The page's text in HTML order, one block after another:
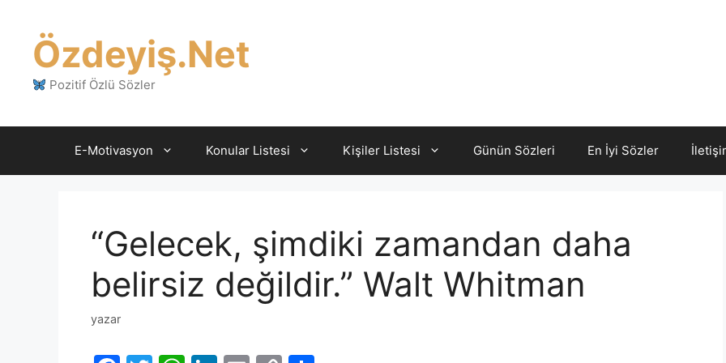
Özdeyiş.Net
Pozitif Özlü Sözler
E-Motivasyon Konular Listesi Kişiler Listesi Günün Sözleri En İyi Sözler
“Gelecek, şimdiki zamandan daha
belirsiz değildir.” Walt Whitman
yazar